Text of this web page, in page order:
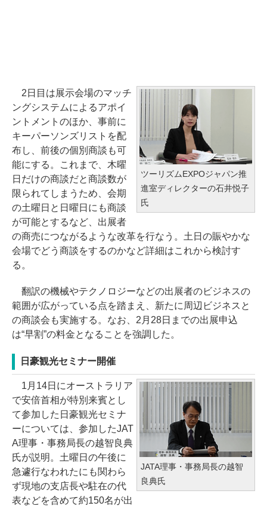
ツーリズムEXPOジャパン推
進室ディレクターの石井悦子
氏
2日目は展示会場のマッチ
ングシステムによるアポイ
ントメントのほか、事前に
キーパーソンズリストを配
布し、前後の個別商談も可
能にする。これまで、木曜
日だけの商談だと商談数が
限られてしまうため、会期
の土曜日と日曜日にも商談
が可能とするなど、出展者
の商売につながるような改革を行なう。土日の賑やかな
会場でどう商談をするのかなど詳細はこれから検討す
る。
翻訳の機械やテクノロジーなどの出展者のビジネスの
範囲が広がっている点を踏まえ、新たに周辺ビジネスと
の商談会も実施する。なお、2月28日までの出展申込
は“早割”の料金となることを強調した。
日豪観光セミナー開催
JATA理事・事務局長の越智
良典氏
1月14日にオーストラリア
で安倍首相が特別来賓とし
て参加した日豪観光セミナ
ーについては、参加したJAT
A理事・事務局長の越智良典
氏が説明。土曜日の午後に
急遽行なわれたにも関わら
ず現地の支店長や駐在の代
表などを含めて約150名が出